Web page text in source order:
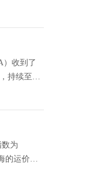
）收到了
持续至次
为
的运价上